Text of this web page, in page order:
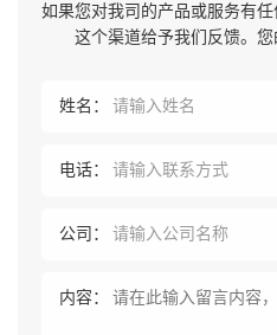
如果您对我司的产品或服务有
这个渠道给予我们反馈。您
姓名：
电话：
公司：
内容：